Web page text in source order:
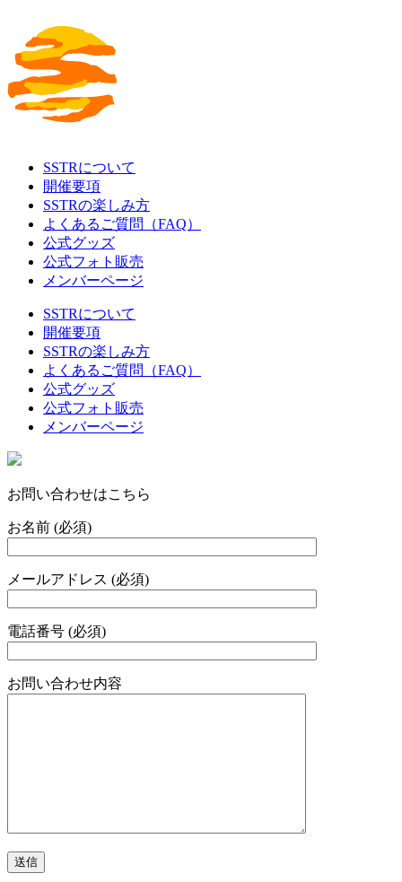
SSTRについて
開催要項
SSTRの楽しみ方
よくあるご質問（FAQ）
公式グッズ
公式フォト販売
メンバーページ
SSTRについて
開催要項
SSTRの楽しみ方
よくあるご質問（FAQ）
公式グッズ
公式フォト販売
メンバーページ
お問い合わせはこちら
お名前 (必須)
メールアドレス (必須)
電話番号 (必須)
お問い合わせ内容